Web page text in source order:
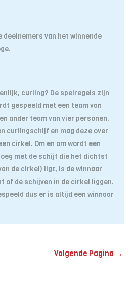
deelnemers van het winnende
curling? De spelregels zijn
gespeeld met een team van
ander team van vier personen.
curlingschijf en mag deze over
cirkel. Om en om wordt een
met de schijf die het dichtst
de cirkel) ligt, is de winnaar
of de schijven in de cirkel liggen.
dus er is altijd een winnaar
Volgende Pagina →